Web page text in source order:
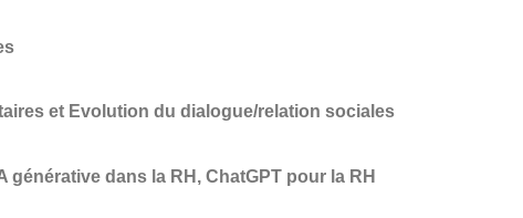
et Evolution du dialogue/relation sociales
générative dans la RH, ChatGPT pour la RH